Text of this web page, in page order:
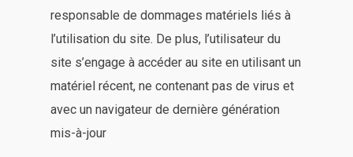
responsable de dommages matériels liés à
l’utilisation du site. De plus, l’utilisateur du
site s’engage à accéder au site en utilisant un
matériel récent, ne contenant pas de virus et
avec un navigateur de dernière génération
mis-à-jour